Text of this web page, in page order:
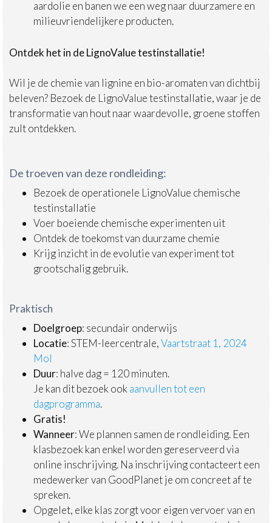
aardolie en banen we een weg naar duurzamere en
milieuvriendelijkere producten.
Ontdek het in de LignoValue testinstallatie!
Wil je de chemie van lignine en bio-aromaten van dichtbij
beleven? Bezoek de LignoValue testinstallatie, waar je de
transformatie van hout naar waardevolle, groene stoffen
zult ontdekken.
De troeven van deze rondleiding:
Bezoek de operationele LignoValue chemische
testinstallatie
Voer boeiende chemische experimenten uit
Ontdek de toekomst van duurzame chemie
Krijg inzicht in de evolutie van experiment tot
grootschalig gebruik.
Praktisch
Doelgroep: secundair onderwijs
Locatie: STEM-leercentrale,Vaartstraat 1, 2024
Mol
Duur: halve dag = 120 minuten.
Je kan dit bezoek ook aanvullen tot een
dagprogramma.
Gratis!
Wanneer: We plannen samen de rondleiding. Een
klasbezoek kan enkel worden gereserveerd via
online inschrijving. Na inschrijving contacteert een
medewerker van GoodPlanet je om concreet af te
spreken.
Opgelet, elke klas zorgt voor eigen vervoer van en